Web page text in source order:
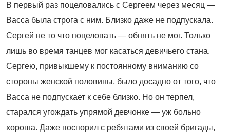
В первый раз поцеловались с Сергеем через месяц —
Васса была строга с ним. Близко даже не подпускала.
Сергей не то что поцеловать — обнять не мог. Только
лишь во время танцев мог касаться девичьего стана.
Сергею, привыкшему к постоянному вниманию со
стороны женской половины, было досадно от того, что
Васса не подпускает к себе близко. Но он терпел,
старался угождать упрямой девчонке — уж больно
хороша. Даже поспорил с ребятами из своей бригады,